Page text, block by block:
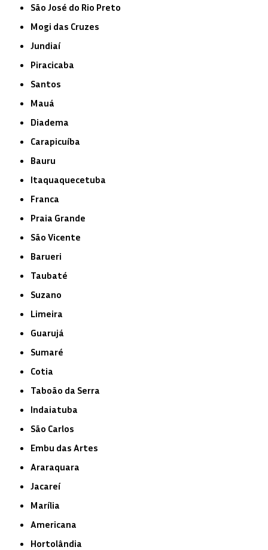
São José do Rio Preto
Mogi das Cruzes
Jundiaí
Piracicaba
Santos
Mauá
Diadema
Carapicuíba
Bauru
Itaquaquecetuba
Franca
Praia Grande
São Vicente
Barueri
Taubaté
Suzano
Limeira
Guarujá
Sumaré
Cotia
Taboão da Serra
Indaiatuba
São Carlos
Embu das Artes
Araraquara
Jacareí
Marília
Americana
Hortolândia